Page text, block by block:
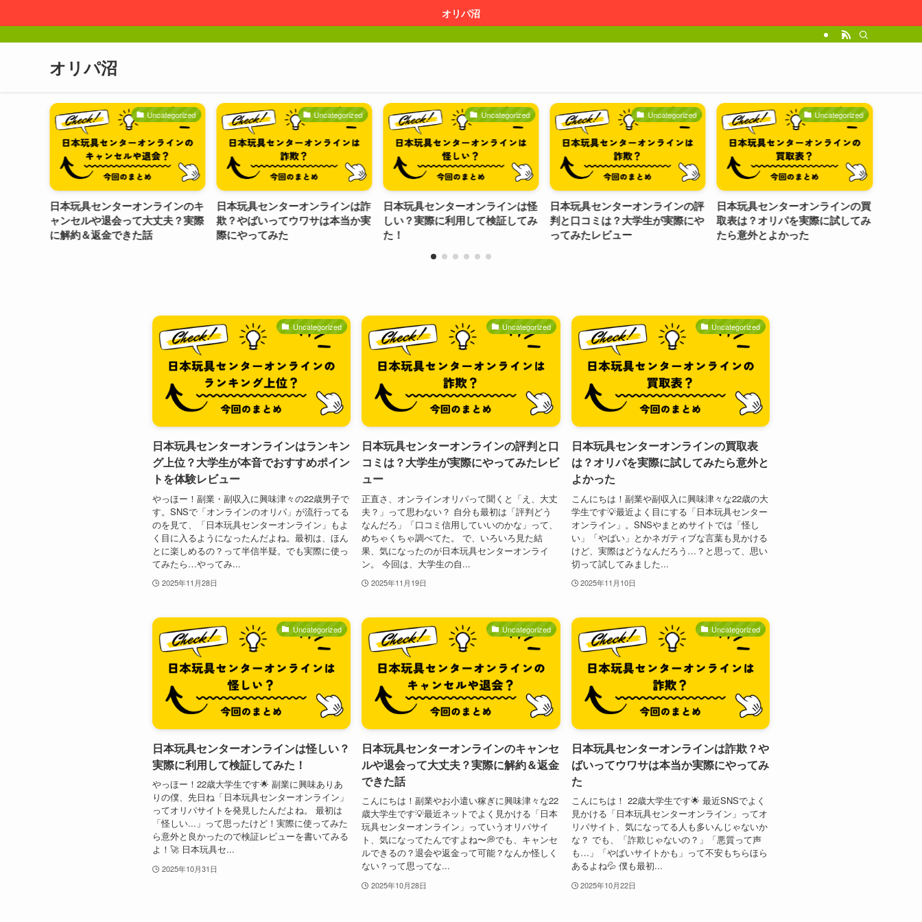
オリパ沼
オリパ沼
Uncategorized
日本玩具センターオンラインのキ
ャンセルや退会って大丈夫？実際
に解約＆返金できた話
Uncategorized
日本玩具センターオンラインは詐
欺？やばいってウワサは本当か実
際にやってみた
Uncategorized
日本玩具センターオンラインは怪
しい？実際に利用して検証してみ
た！
Uncategorized
日本玩具センターオンラインの評
判と口コミは？大学生が実際にや
ってみたレビュー
Uncategorized
日本玩具センターオンラインの買
取表は？オリパを実際に試してみ
たら意外とよかった
Uncategorized
日本玩具センターオンラインはランキン
グ上位？大学生が本音でおすすめポイン
トを体験レビュー
やっほー！副業・副収入に興味津々の22歳男子で
す。SNSで「オンラインのオリパ」が流行ってる
のを見て、「日本玩具センターオンライン」もよ
く目に入るようになったんだよね。最初は、ほん
とに楽しめるの？って半信半疑。でも実際に使っ
てみたら…やってみ...
2025年11月28日
Uncategorized
日本玩具センターオンラインの評判と口
コミは？大学生が実際にやってみたレビ
ュー
正直さ、オンラインオリパって聞くと「え、大丈
夫？」って思わない？ 自分も最初は「評判どう
なんだろ」「口コミ信用していいのかな」って、
めちゃくちゃ調べてた。 で、いろいろ見た結
果、気になったのが日本玩具センターオンライ
ン。 今回は、大学生の自...
2025年11月19日
Uncategorized
日本玩具センターオンラインの買取表
は？オリパを実際に試してみたら意外と
よかった
こんにちは！副業や副収入に興味津々な22歳の大
学生です💡最近よく目にする「日本玩具センター
オンライン」。SNSやまとめサイトでは「怪し
い」「やばい」とかネガティブな言葉も見かける
けど、実際はどうなんだろう…？と思って、思い
切って試してみました...
2025年11月10日
Uncategorized
日本玩具センターオンラインは怪しい？
実際に利用して検証してみた！
やっほー！22歳大学生です🌟 副業に興味ありあ
りの僕、先日ね「日本玩具センターオンライン」
ってオリパサイトを発見したんだよね。 最初は
「怪しい...」って思ったけど！実際に使ってみた
ら意外と良かったので検証レビューを書いてみる
よ！🚀 日本玩具セ...
2025年10月31日
Uncategorized
日本玩具センターオンラインのキャンセ
ルや退会って大丈夫？実際に解約＆返金
できた話
こんにちは！副業やお小遣い稼ぎに興味津々な22
歳大学生です💡最近ネットでよく見かける「日本
玩具センターオンライン」っていうオリパサイ
ト、気になってたんですよね〜💭でも、キャンセ
ルできるの？退会や返金って可能？なんか怪しく
ない？って思ってな...
2025年10月28日
Uncategorized
日本玩具センターオンラインは詐欺？や
ばいってウワサは本当か実際にやってみ
た
こんにちは！ 22歳大学生です🌟 最近SNSでよく
見かける「日本玩具センターオンライン」ってオ
リパサイト、気になってる人も多いんじゃないか
な？ でも、「詐欺じゃないの？」「悪質って声
も…」「やばいサイトかも」って不安もちらほら
あるよね💦 僕も最初...
2025年10月22日